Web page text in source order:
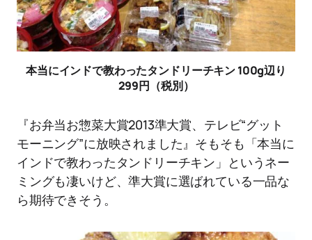
本当にインドで教わったタンドリーチキン 100g辺り
299円（税別）
『お弁当お惣菜大賞2013準大賞、テレビ“グット
モーニング”に放映されました』そもそも「本当に
インドで教わったタンドリーチキン」というネー
ミングも凄いけど、準大賞に選ばれている一品な
ら期待できそう。